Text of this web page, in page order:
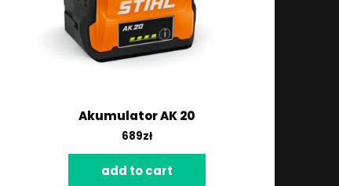
Akumulator AK 20
689zł
add to cart